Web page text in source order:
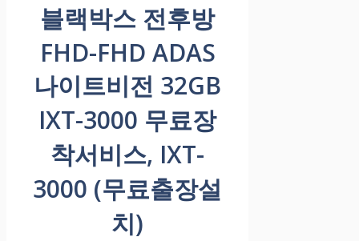
블랙박스 전후방
FHD-FHD ADAS
나이트비전 32GB
IXT-3000 무료장
착서비스, IXT-
3000 (무료출장설
치)